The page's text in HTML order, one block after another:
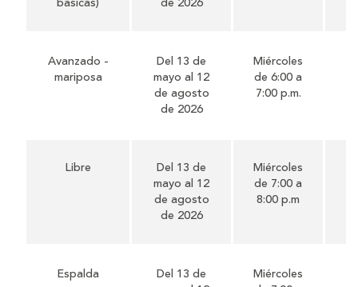
Avanzado -
mariposa
Del 13 de
mayo al 12
de agosto
de 2026
Miércoles
de 6:00 a
7:00 p.m.
Libre
Del 13 de
mayo al 12
de agosto
de 2026
Miércoles
de 7:00 a
8:00 p.m
Espalda
Del 13 de
Miércoles